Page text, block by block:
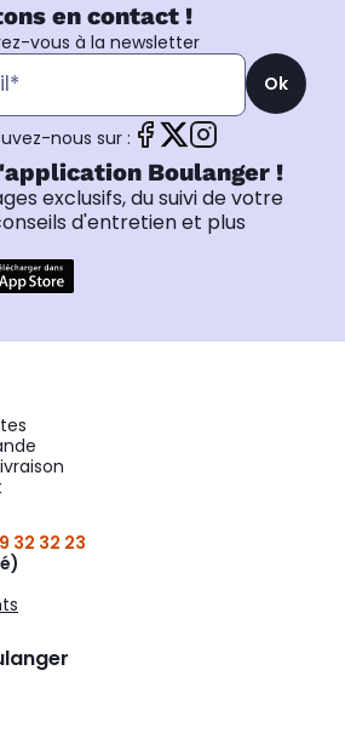
en contact !
vous à la newsletter
Ok
nous sur :
Boulanger !
exclusifs, du suivi de votre
d'entretien et plus
32 32 23